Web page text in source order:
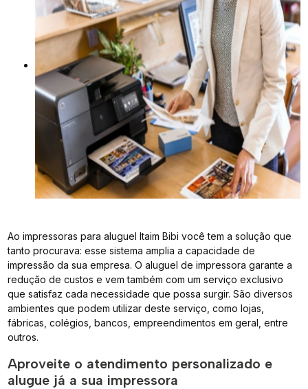
Ao impressoras para aluguel Itaim Bibi você tem a solução que
tanto procurava: esse sistema amplia a capacidade de
impressão da sua empresa. O aluguel de impressora garante a
redução de custos e vem também com um serviço exclusivo
que satisfaz cada necessidade que possa surgir. São diversos
ambientes que podem utilizar deste serviço, como lojas,
fábricas, colégios, bancos, empreendimentos em geral, entre
outros.
Aproveite o atendimento personalizado e
alugue já a sua impressora